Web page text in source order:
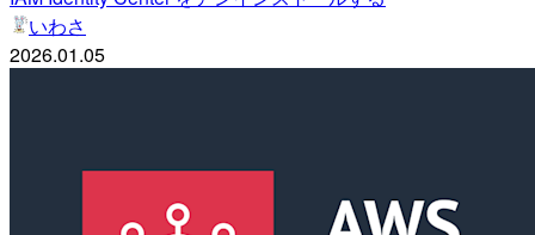
いわさ
2026.01.05